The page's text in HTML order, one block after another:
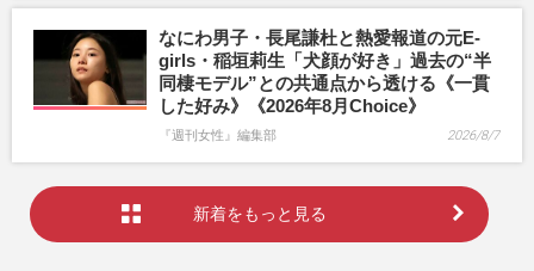
なにわ男子・長尾謙杜と熱愛報道の元E-
girls・稲垣莉生「犬顔が好き」過去の“半
同棲モデル”との共通点から透ける《一貫
した好み》《2026年8月Choice》
『週刊女性』編集部 2026/8/7
新着をもっと見る